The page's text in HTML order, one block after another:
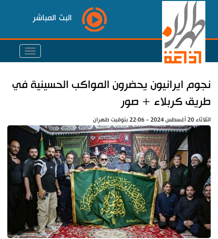
البث المباشر
نجوم ايرانيون يحضرون المواكب الحسينية في
طريق كربلاء + صور
الثلاثاء 20 أغسطس 2024 - 22:06 بتوقيت طهران